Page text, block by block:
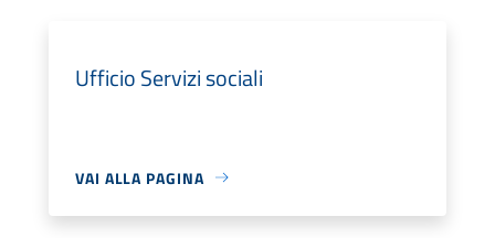
Ufficio Servizi sociali
VAI ALLA PAGINA